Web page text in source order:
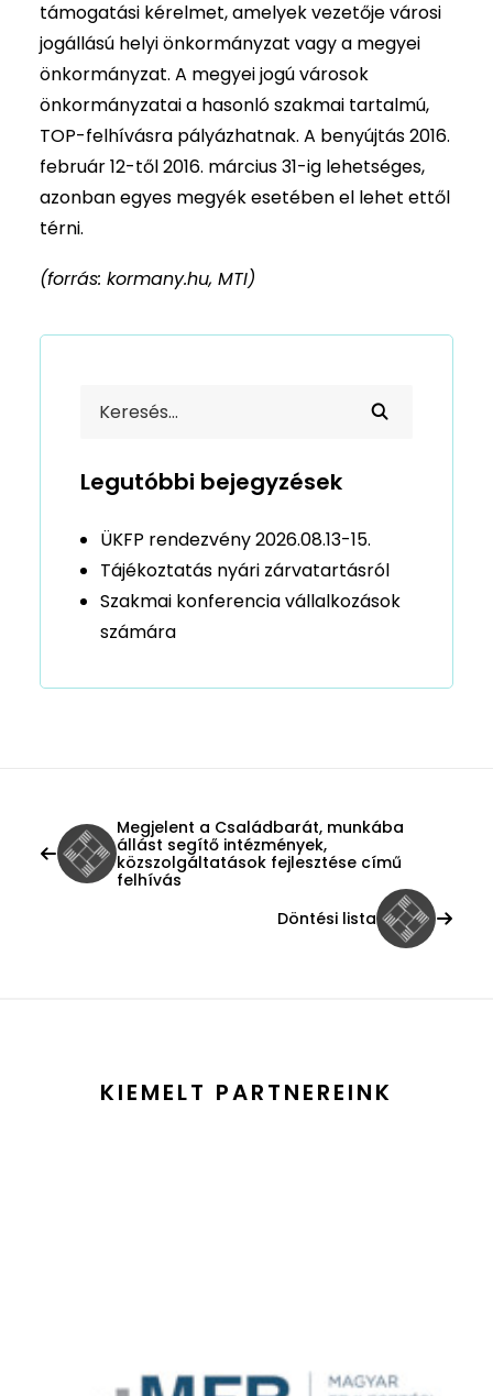
támogatási kérelmet, amelyek vezetője városi
jogállású helyi önkormányzat vagy a megyei
önkormányzat. A megyei jogú városok
önkormányzatai a hasonló szakmai tartalmú,
TOP-felhívásra pályázhatnak. A benyújtás 2016.
február 12-től 2016. március 31-ig lehetséges,
azonban egyes megyék esetében el lehet ettől
térni.
(forrás: kormany.hu, MTI)
Legutóbbi bejegyzések
ÜKFP rendezvény 2026.08.13-15.
Tájékoztatás nyári zárvatartásról
Szakmai konferencia vállalkozások
számára
Megjelent a Családbarát, munkába
állást segítő intézmények,
közszolgáltatások fejlesztése című
felhívás
Döntési lista
KIEMELT PARTNEREINK